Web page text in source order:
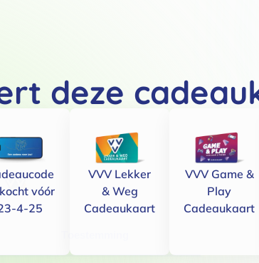
deze
vóór
4-25
VVV Lekker
& Weg
Cadeaukaart
VVV Game &
Play
Cadeaukaart